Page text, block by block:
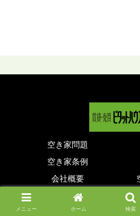
空き家問題
空き家条例
会社概要
© 2014
メニュー ホーム 検索